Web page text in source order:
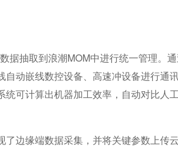
抽取到浪潮MOM中进行统一管理。
动嵌线数控设备、高速冲设备进行通
可计算出机器加工效率，自动对比人
边缘端数据采集，并将关键参数上传